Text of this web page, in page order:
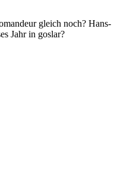
gleich noch? Hans-
Jahr in goslar?